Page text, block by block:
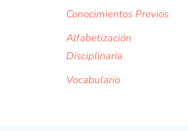
Conocimientos Previos
Alfabetización
Disciplinaria
Vocabulario